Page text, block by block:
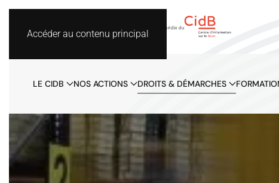
Accéder au contenu principal
LE CIDB NOS ACTIONS DROITS & DÉMARCHES